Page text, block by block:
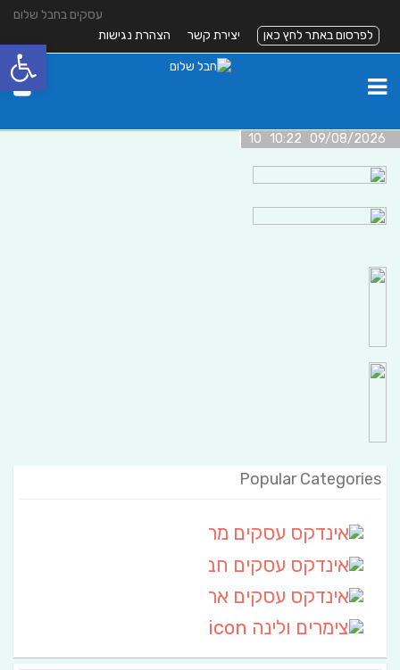
עסקים בחבל שלום
לפרסום באתר לחץ כאן
יצירת קשר הצהרת נגישות
09/08/2026 10:22 10
Popular Categories
פתח